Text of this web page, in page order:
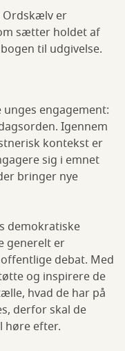
er
sætter holdet af
til udgivelse.
engagement:
Igennem
kontekst er
sig i emnet
bringer nye
demokratiske
generelt er
debat. Med
og inspirere de
hvad de har på
derfor skal de
høre efter.